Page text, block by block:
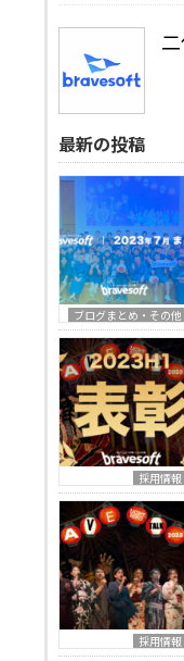
最新の投稿
ブログまとめ・その他
採用情報
採用情報